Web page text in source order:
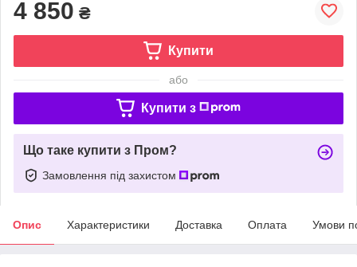
4 850 ₴
Купити
або
Купити з
Що таке купити з Пром?
Замовлення під захистом
Опис Характеристики Доставка Оплата Умови